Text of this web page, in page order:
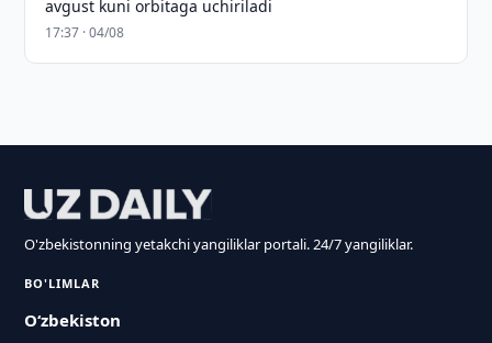
avgust kuni orbitaga uchiriladi
17:37 · 04/08
O'zbekistonning yetakchi yangiliklar portali. 24/7 yangiliklar.
BO'LIMLAR
O‘zbekiston